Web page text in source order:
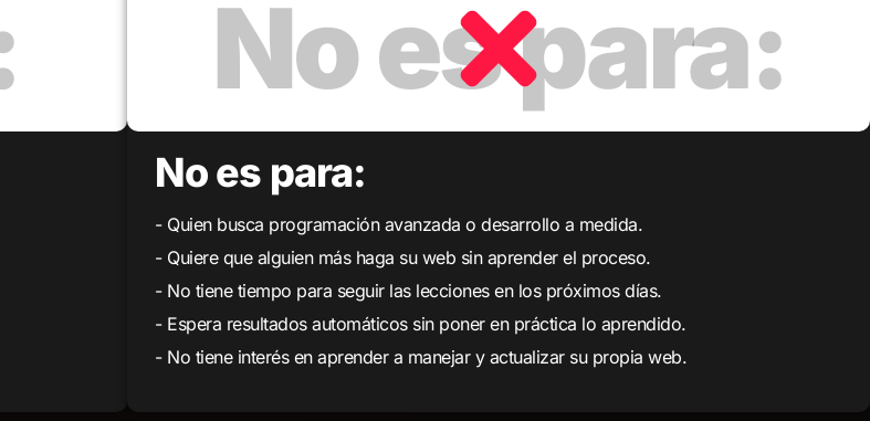
No es para:
- Quien busca programación avanzada o desarrollo a medida.
- Quiere que alguien más haga su web sin aprender el proceso.
- No tiene tiempo para seguir las lecciones en los próximos días.
- Espera resultados automáticos sin poner en práctica lo aprendido.
- No tiene interés en aprender a manejar y actualizar su propia web.